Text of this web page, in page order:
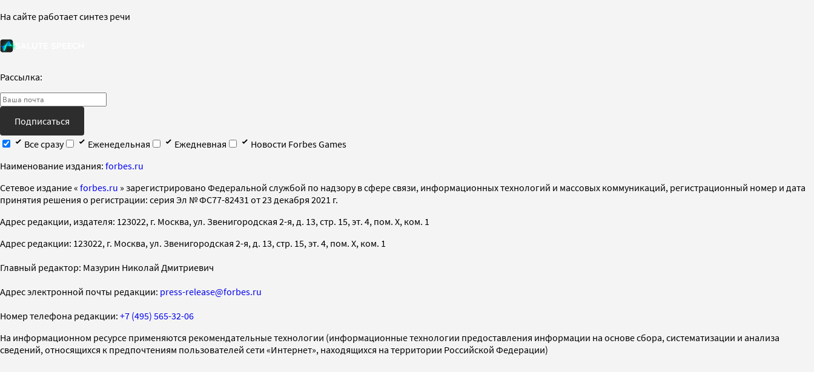
На сайте работает синтез речи
Рассылка:
Подписаться
Все сразу
Еженедельная Ежедневная
Новости Forbes Games
Наименование издания: forbes.ru
Cетевое издание « forbes.ru » зарегистрировано Федеральной службой по надзору в сфере связи, информационных технологий и массовых коммуникаций, регистрационный номер и дата
принятия решения о регистрации: серия Эл № ФС77-82431 от 23 декабря 2021 г.
Адрес редакции, издателя: 123022, г. Москва, ул. Звенигородская 2-я, д. 13, стр. 15, эт. 4, пом. X, ком. 1
Адрес редакции: 123022, г. Москва, ул. Звенигородская 2-я, д. 13, стр. 15, эт. 4, пом. X, ком. 1
Главный редактор: Мазурин Николай Дмитриевич
Адрес электронной почты редакции: press-release@forbes.ru
Номер телефона редакции: +7 (495) 565-32-06
На информационном ресурсе применяются рекомендательные технологии (информационные технологии предоставления информации на основе сбора, систематизации и анализа
сведений, относящихся к предпочтениям пользователей сети «Интернет», находящихся на территории Российской Федерации)